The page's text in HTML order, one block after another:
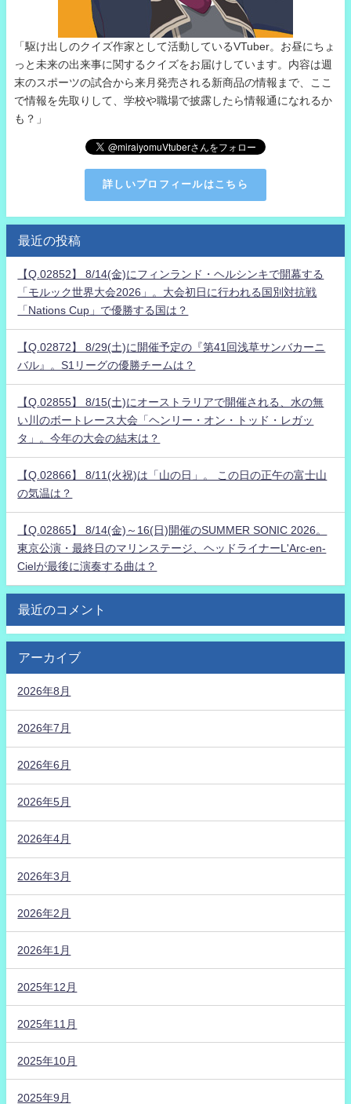
「駆け出しのクイズ作家として活動しているVTuber。お昼にちょ
っと未来の出来事に関するクイズをお届けしています。内容は週
末のスポーツの試合から来月発売される新商品の情報まで、ここ
で情報を先取りして、学校や職場で披露したら情報通になれるか
も？」
詳しいプロフィールはこちら
最近の投稿
【Q.02852】 8/14(金)にフィンランド・ヘルシンキで開幕する
「モルック世界大会2026」。大会初日に行われる国別対抗戦
「Nations Cup」で優勝する国は？
【Q.02872】 8/29(土)に開催予定の『第41回浅草サンバカーニ
バル』。S1リーグの優勝チームは？
【Q.02855】 8/15(土)にオーストラリアで開催される、水の無
い川のボートレース大会「ヘンリー・オン・トッド・レガッ
タ」。今年の大会の結末は？
【Q.02866】 8/11(火祝)は「山の日」。 この日の正午の富士山
の気温は？
【Q.02865】 8/14(金)～16(日)開催のSUMMER SONIC 2026。
東京公演・最終日のマリンステージ、ヘッドライナーL'Arc-en-
Cielが最後に演奏する曲は？
最近のコメント
アーカイブ
2026年8月
2026年7月
2026年6月
2026年5月
2026年4月
2026年3月
2026年2月
2026年1月
2025年12月
2025年11月
2025年10月
2025年9月